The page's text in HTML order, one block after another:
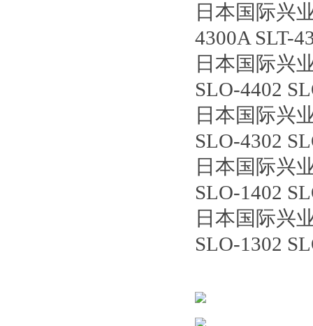
日本国际兴
4300A SLT-
日本国际兴
SLO-4402
日本国际兴
SLO-4302
日本国际兴
SLO-1402
日本国际兴
SLO-1302